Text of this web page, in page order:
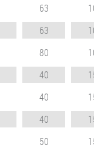
63
63
80
40
40
40
50